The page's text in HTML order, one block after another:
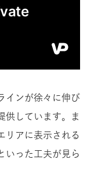
インが徐々に伸び
供しています。ま
リアに表示される
いった工夫が見ら